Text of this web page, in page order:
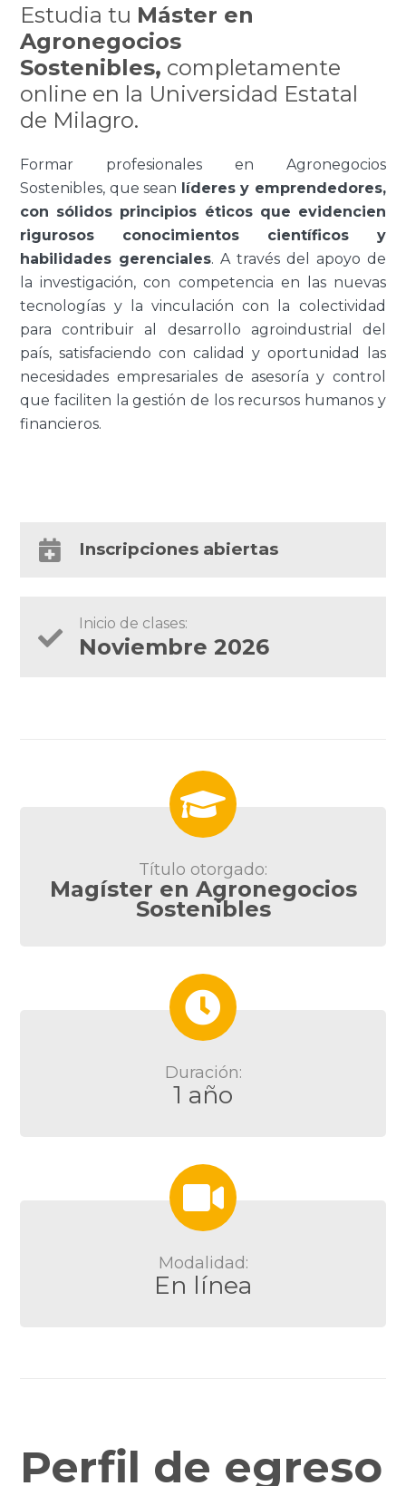
Estudia tu Máster en
Agronegocios
Sostenibles, completamente
online en la Universidad Estatal
de Milagro.
Formar profesionales en Agronegocios
Sostenibles, que sean líderes y emprendedores,
con sólidos principios éticos que evidencien
rigurosos conocimientos científicos y
habilidades gerenciales. A través del apoyo de
la investigación, con competencia en las nuevas
tecnologías y la vinculación con la colectividad
para contribuir al desarrollo agroindustrial del
país, satisfaciendo con calidad y oportunidad las
necesidades empresariales de asesoría y control
que faciliten la gestión de los recursos humanos y
financieros.
Inscripciones abiertas
Inicio de clases:
Noviembre 2026
Título otorgado:
Magíster en Agronegocios
Sostenibles
Duración:
1 año
Modalidad:
En línea
Perfil de egreso